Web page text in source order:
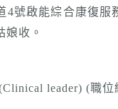
4號啟能綜合康復服
娘收。
leader) (職位